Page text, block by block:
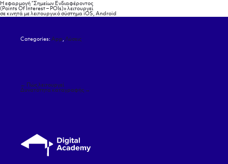
Η εφαρμογή “Σημείων Ενδιαφέροντος
(Points Of Interest – POIs)» λειτουργεί
σε κινητά με λειτουργικό σύστημα iOS, Android
Categories: App, Λύσεις
Πλοήγηση
άρθρων
←
Πώς λειτουργεί
Δυνατότητα καταγραφής →